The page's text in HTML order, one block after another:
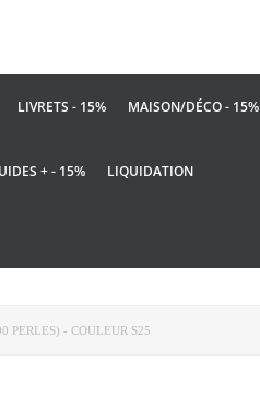
LIVRETS - 15% MAISON/DÉCO - 15%
+ - 15% LIQUIDATION
PERLES) - COULEUR S25